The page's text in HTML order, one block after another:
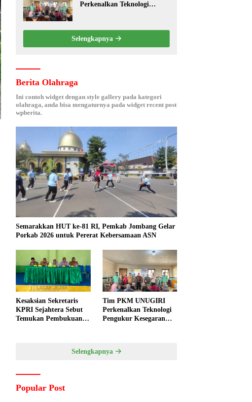
Perkenalkan Teknologi
kepada Nelayan Tuban
Selengkapnya
Berita Olahraga
Ini contoh widget dengan style gallery pada kategori
olahraga, anda bisa mengaturnya pada widget recent post
wpberita.
Semarakkan HUT ke-81 RI, Pemkab Jombang Gelar
Porkab 2026 untuk Pererat Kebersamaan ASN
Kesaksian Sekretaris
KPRI Sejahtera Sebut
Temukan Pembukuan
Tim PKM UNUGIRI
Perkenalkan Teknologi
Pengukur Kesegaran
Selengkapnya
Popular Post